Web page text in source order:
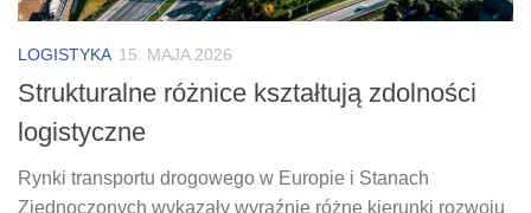
LOGISTYKA 15. MAJA 2026
Strukturalne różnice kształtują zdolności
logistyczne
Rynki transportu drogowego w Europie i Stanach
Zjednoczonych wykazały wyraźnie różne kierunki rozwoju